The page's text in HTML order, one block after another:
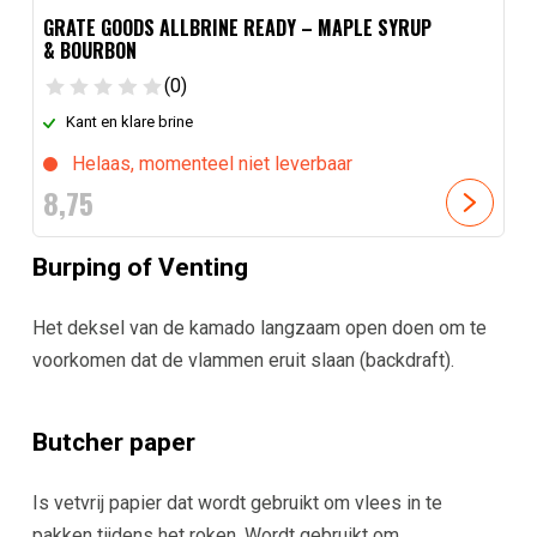
GRATE GOODS ALLBRINE READY – MAPLE SYRUP
& BOURBON
(0)
Kant en klare brine
Helaas, momenteel niet leverbaar
8,75
Burping of Venting
Het deksel van de kamado langzaam open doen om te
voorkomen dat de vlammen eruit slaan (backdraft).
Butcher paper
Is vetvrij papier dat wordt gebruikt om vlees in te